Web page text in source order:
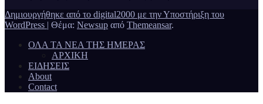
Δημιουργήθηκε από το digital2000 με την Υποστήριξη του
WordPress | Θέμα: Newsup από Themeansar.
ΟΛΑ ΤΑ ΝΕΑ ΤΗΣ ΗΜΕΡΑΣ
ΑΡΧΙΚΗ
ΕΙΔΗΣΕΙΣ
About
Contact